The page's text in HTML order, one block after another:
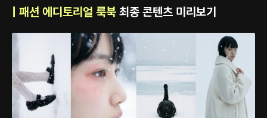
| 패션 에디토리얼 룩북 최종 콘텐츠 미리보기